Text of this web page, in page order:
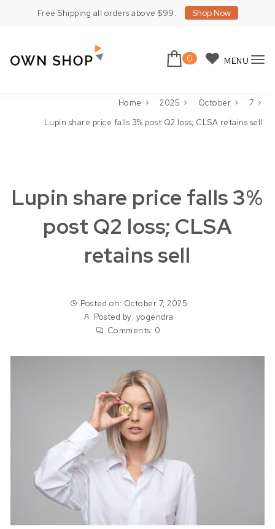
Free Shipping all orders above $99. Shop Now
0 MENU
Home 2025 October
7
Lupin share price falls 3% post Q2 loss; CLSA retains sell
Lupin share price falls 3%
post Q2 loss; CLSA
retains sell
Posted on: October 7, 2025
Posted by: yogendra
Comments: 0